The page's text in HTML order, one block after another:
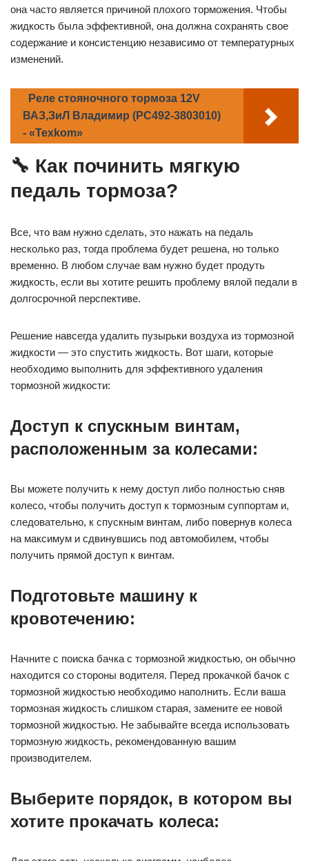
она часто является причиной плохого торможения. Чтобы
жидкость была эффективной, она должна сохранять свое
содержание и консистенцию независимо от температурных
изменений.
Реле стояночного тормоза 12V
ВАЗ,ЗиЛ Владимир (РС492-3803010)
- «Texkom»
🔧 Как починить мягкую
педаль тормоза?
Все, что вам нужно сделать, это нажать на педаль
несколько раз, тогда проблема будет решена, но только
временно. В любом случае вам нужно будет продуть
жидкость, если вы хотите решить проблему вялой педали в
долгосрочной перспективе.
Решение навсегда удалить пузырьки воздуха из тормозной
жидкости — это спустить жидкость. Вот шаги, которые
необходимо выполнить для эффективного удаления
тормозной жидкости:
Доступ к спускным винтам,
расположенным за колесами:
Вы можете получить к нему доступ либо полностью сняв
колесо, чтобы получить доступ к тормозным суппортам и,
следовательно, к спускным винтам, либо повернув колеса
на максимум и сдвинувшись под автомобилем, чтобы
получить прямой доступ к винтам.
Подготовьте машину к
кровотечению:
Начните с поиска бачка с тормозной жидкостью, он обычно
находится со стороны водителя. Перед прокачкой бачок с
тормозной жидкостью необходимо наполнить. Если ваша
тормозная жидкость слишком старая, замените ее новой
тормозной жидкостью. Не забывайте всегда использовать
тормозную жидкость, рекомендованную вашим
производителем.
Выберите порядок, в котором вы
хотите прокачать колеса: